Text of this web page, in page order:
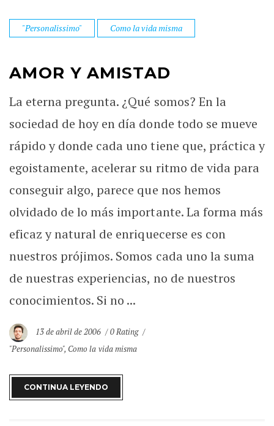
"Personalissimo" Como la vida misma
AMOR Y AMISTAD
La eterna pregunta. ¿Qué somos? En la
sociedad de hoy en día donde todo se mueve
rápido y donde cada uno tiene que, práctica y
egoistamente, acelerar su ritmo de vida para
conseguir algo, parece que nos hemos
olvidado de lo más importante. La forma más
eficaz y natural de enriquecerse es con
nuestros prójimos. Somos cada uno la suma
de nuestras experiencias, no de nuestros
conocimientos. Si no ...
13 de abril de 2006
0 Rating
"Personalissimo", Como la vida misma
CONTINUA LEYENDO